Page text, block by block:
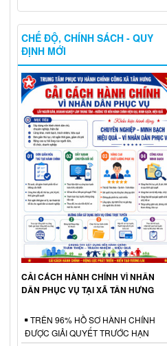
CHẾ ĐỘ, CHÍNH SÁCH - QUY
ĐỊNH MỚI
CẢI CÁCH HÀNH CHÍNH VÌ NHÂN
DÂN PHỤC VỤ TẠI XÃ TÂN HƯNG
TRÊN 96% HỒ SƠ HÀNH CHÍNH
ĐƯỢC GIẢI QUYẾT TRƯỚC HẠN